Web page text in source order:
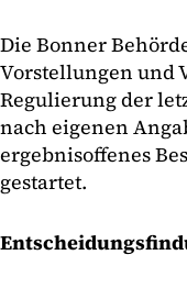
Die Bonner
Vorstellungen und
Regulierung der
nach eigenen
ergebnisoffenes
gestartet.